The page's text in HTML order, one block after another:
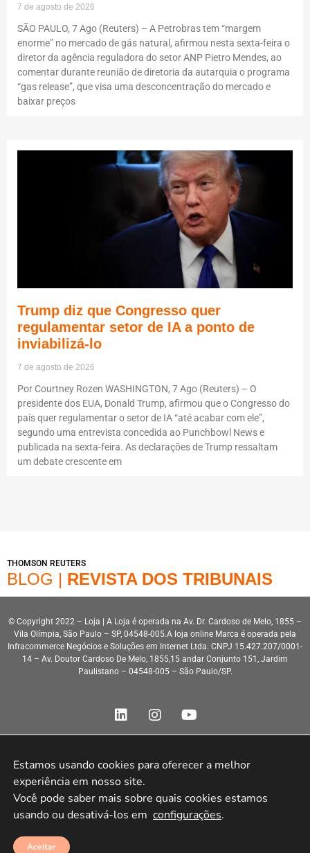
7 de agosto de 2026
SÃO PAULO, 7 Ago (Reuters) – A Petrobras tem “margem
enorme” no mercado de gás natural, afirmou nesta sexta-feira o
diretor da agência reguladora do setor ANP Pietro Mendes, ao
comentar durante reunião de diretoria da autarquia o programa
“gas release”, que visa uma desconcentração do mercado e
baixar preços
Trump diz que Congresso quer
regulamentar setor de IA a ponto de
inviabilizá-lo
7 de agosto de 2026
Por Courtney Rozen WASHINGTON, 7 Ago (Reuters) – O
presidente dos EUA, Donald Trump, afirmou que o Congresso do
país quer regulamentar o setor de IA “até acabar com ele”,
segundo uma entrevista concedida ao Punchbowl News e
publicada na sexta-feira. As declarações de Trump ressaltam
um debate crescente em
THOMSON REUTERS
BLOG | REVISTA DOS TRIBUNAIS
© Copyright 2022 – Loja | A Loja é operada na Av. Dr. Cardoso de Melo, 1855 –
Vila Olímpia, São Paulo – SP, 04548-005.A loja online Marca é operada pela
Infracommerce Negócios e Soluções em Internet Ltda. CNPJ 15.427.207/0001-
14 – Av. Doutor Cardoso De Melo, 1855,15 andar Conjunto 151, Jardim
Paulistano – 04548-005 – São Paulo/SP.
Estamos usando cookies para oferecer a melhor
experiência em nosso site.
Você pode saber mais sobre quais cookies estamos
usando ou desativá-los em configurações.
Aceitar